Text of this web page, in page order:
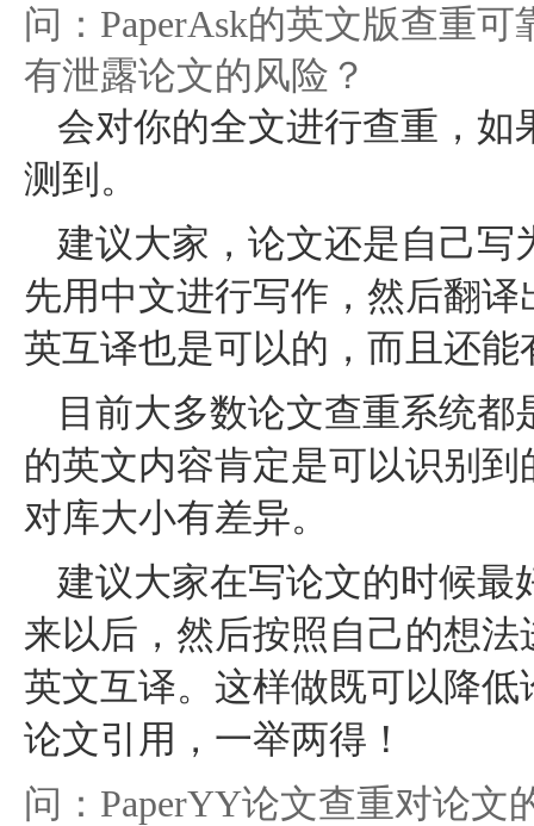
问：PaperAsk的英文版查重
有泄露论文的风险？
会对你的全文进行查重，如
测到。
建议大家，论文还是自己
先用中文进行写作，然后翻
英互译也是可以的，而且还
目前大多数论文查重系统
的英文内容肯定是可以识别
对库大小有差异。
建议大家在写论文的时候
来以后，然后按照自己的想
英文互译。这样做既可以降
论文引用，一举两得！
问：PaperYY论文查重对论